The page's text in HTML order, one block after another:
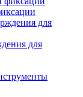
для